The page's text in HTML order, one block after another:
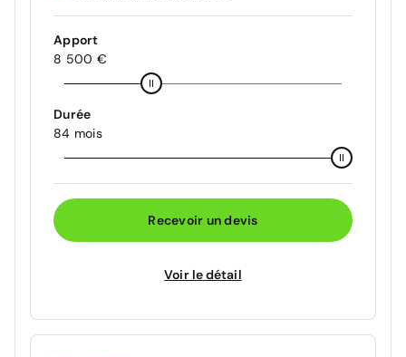
Apport
8 500 €
Durée
84 mois
Recevoir un devis
Voir le détail